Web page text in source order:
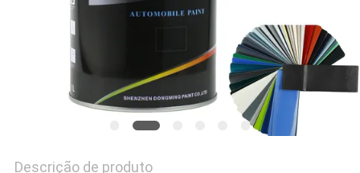
Descrição de produto